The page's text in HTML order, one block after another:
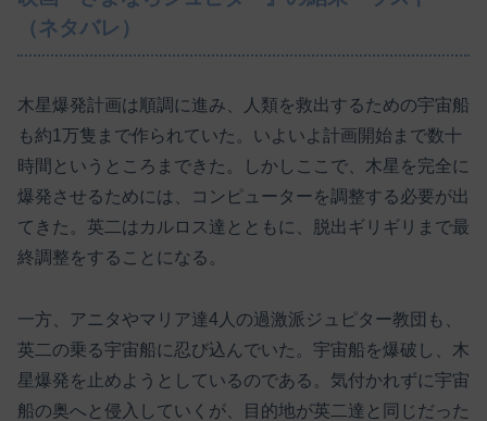
（ネタバレ）
木星爆発計画は順調に進み、人類を救出するための宇宙船
も約1万隻まで作られていた。いよいよ計画開始まで数十
時間というところまできた。しかしここで、木星を完全に
爆発させるためには、コンピューターを調整する必要が出
てきた。英二はカルロス達とともに、脱出ギリギリまで最
終調整をすることになる。
一方、アニタやマリア達4人の過激派ジュピター教団も、
英二の乗る宇宙船に忍び込んでいた。宇宙船を爆破し、木
星爆発を止めようとしているのである。気付かれずに宇宙
船の奥へと侵入していくが、目的地が英二達と同じだった